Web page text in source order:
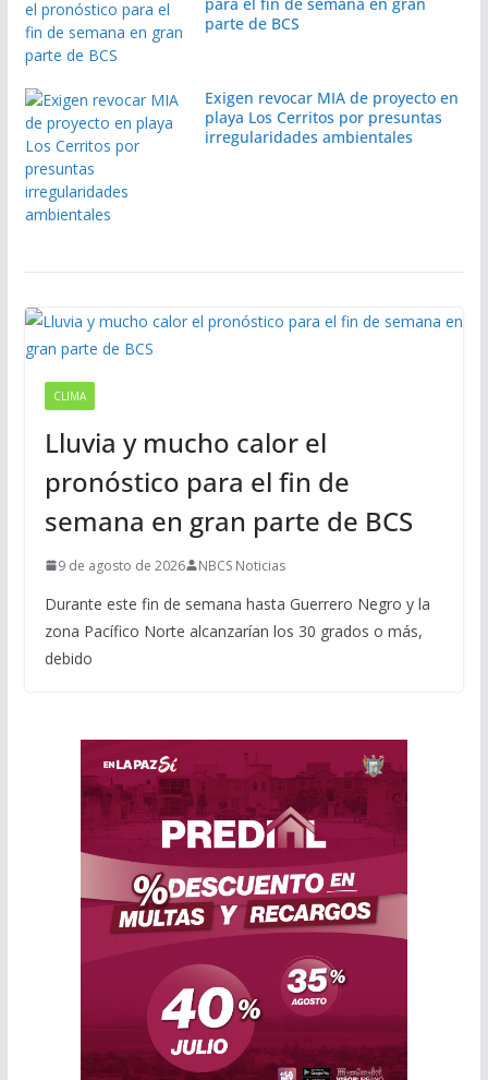
parte de BCS
Exigen revocar MIA de proyecto en
playa Los Cerritos por presuntas
irregularidades ambientales
CLIMA
Lluvia y mucho calor el
pronóstico para el fin de
semana en gran parte de BCS
9 de agosto de 2026 NBCS Noticias
Durante este fin de semana hasta Guerrero Negro y la
zona Pacífico Norte alcanzarían los 30 grados o más,
debido